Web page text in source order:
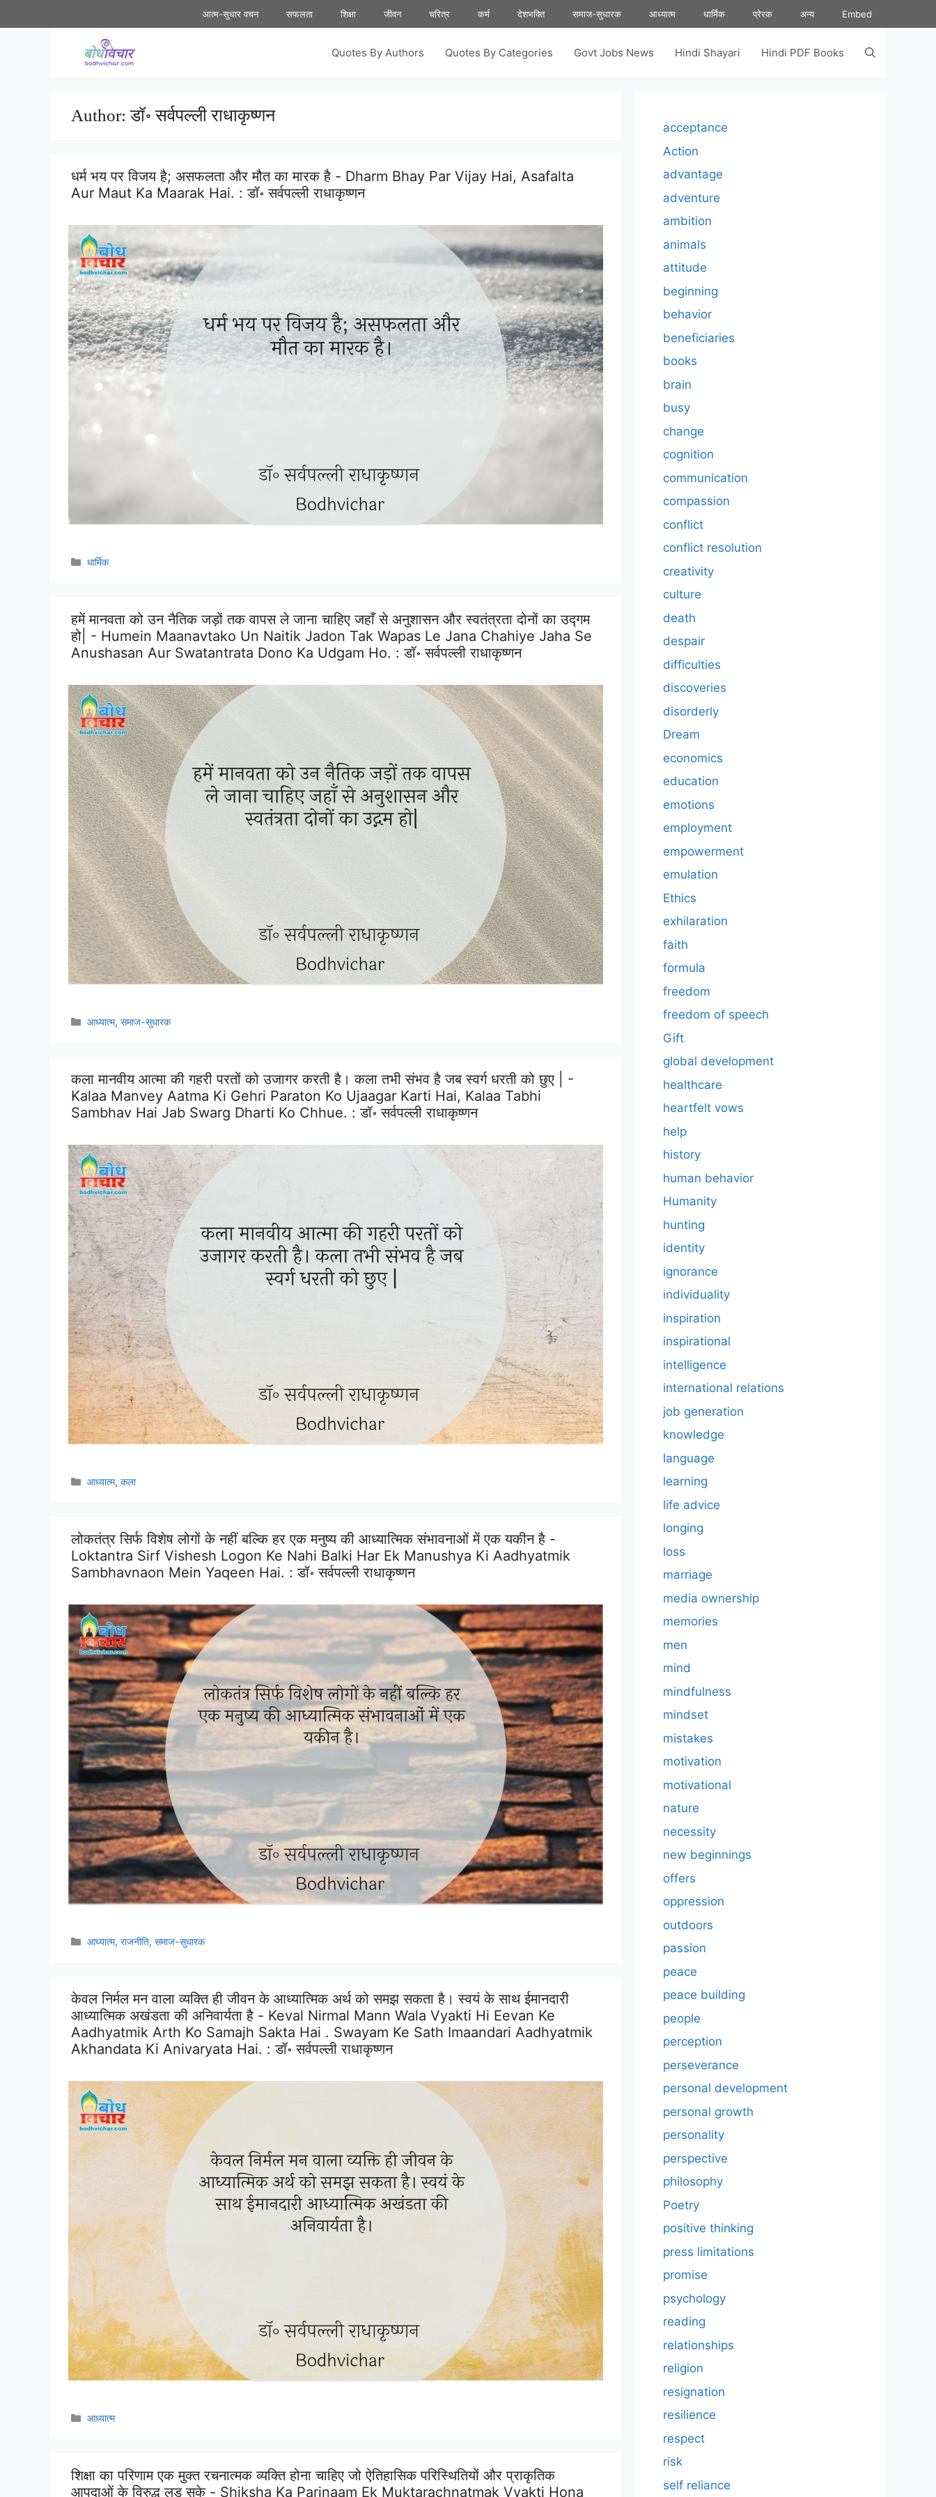
to
आत्म-सुधार वचन सफलता शिक्षा जीवन चरित्र कर्म देशभक्ति समाज-सुधारक आध्यात्म धार्मिक प्रेरक अन्य Embed
Quotes By Authors Quotes By Categories Govt Jobs News Hindi Shayari Hindi PDF Books
Author:डॉ॰ सर्वपल्ली राधाकृष्णन
धर्म भय पर विजय है; असफलता और मौत का मारक है - Dharm Bhay Par Vijay Hai, Asafalta
Aur Maut Ka Maarak Hai. :डॉ॰ सर्वपल्ली राधाकृष्णन
Categories
धार्मिक
हमें मानवता को उन नैतिक जड़ों तक वापस ले जाना चाहिए जहाँ से अनुशासन और स्वतंत्रता दोनों का उद्गम
हो| - Humein Maanavtako Un Naitik Jadon Tak Wapas Le Jana Chahiye Jaha Se
Anushasan Aur Swatantrata Dono Ka Udgam Ho. :डॉ॰ सर्वपल्ली राधाकृष्णन
Categories
आध्यात्म,समाज-सुधारक
कला मानवीय आत्मा की गहरी परतों को उजागर करती है। कला तभी संभव है जब स्वर्ग धरती को छुए | -
Kalaa Manvey Aatma Ki Gehri Paraton Ko Ujaagar Karti Hai, Kalaa Tabhi
Sambhav Hai Jab Swarg Dharti Ko Chhue. :डॉ॰ सर्वपल्ली राधाकृष्णन
Categories
आध्यात्म,कला
लोकतंत्र सिर्फ विशेष लोगों के नहीं बल्कि हर एक मनुष्य की आध्यात्मिक संभावनाओं में एक यकीन है -
Loktantra Sirf Vishesh Logon Ke Nahi Balki Har Ek Manushya Ki Aadhyatmik
Sambhavnaon Mein Yaqeen Hai. :डॉ॰ सर्वपल्ली राधाकृष्णन
Categories
आध्यात्म,राजनीति,समाज-सुधारक
केवल निर्मल मन वाला व्यक्ति ही जीवन के आध्यात्मिक अर्थ को समझ सकता है। स्वयं के साथ ईमानदारी
आध्यात्मिक अखंडता की अनिवार्यता है - Keval Nirmal Mann Wala Vyakti Hi Eevan Ke
Aadhyatmik Arth Ko Samajh Sakta Hai . Swayam Ke Sath Imaandari Aadhyatmik
Akhandata Ki Anivaryata Hai. :डॉ॰ सर्वपल्ली राधाकृष्णन
Categories
आध्यात्म
शिक्षा का परिणाम एक मुक्त रचनात्मक व्यक्ति होना चाहिए जो ऐतिहासिक परिस्थितियों और प्राकृतिक
आपदाओं के विरुद्ध लड़ सके - Shiksha Ka Parinaam Ek Muktarachnatmak Vyakti Hona
acceptance
Action
advantage
adventure
ambition
animals
attitude
beginning
behavior
beneficiaries
books
brain
busy
change
cognition
communication
compassion
conflict
conflict resolution
creativity
culture
death
despair
difficulties
discoveries
disorderly
Dream
economics
education
emotions
employment
empowerment
emulation
Ethics
exhilaration
faith
formula
freedom
freedom of speech
Gift
global development
healthcare
heartfelt vows
help
history
human behavior
Humanity
hunting
identity
ignorance
individuality
inspiration
inspirational
intelligence
international relations
job generation
knowledge
language
learning
life advice
longing
loss
marriage
media ownership
memories
men
mind
mindfulness
mindset
mistakes
motivation
motivational
nature
necessity
new beginnings
offers
oppression
outdoors
passion
peace
peace building
people
perception
perseverance
personal development
personal growth
personality
perspective
philosophy
Poetry
positive thinking
press limitations
promise
psychology
reading
relationships
religion
resignation
resilience
respect
risk
self reliance